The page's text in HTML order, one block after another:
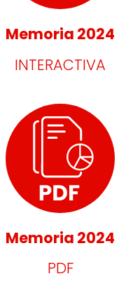
Memoria 2024
INTERACTIVA
Memoria 2024
PDF